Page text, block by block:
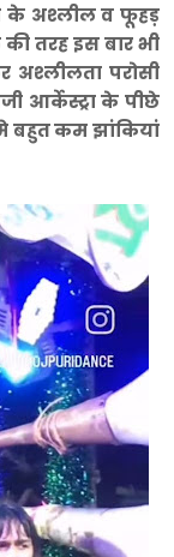
के अश्लील व फूहड़
तरह इस बार भी
अश्लीलता परोसी
आर्केस्ट्रा के पीछे
बहुत कम झांकियां